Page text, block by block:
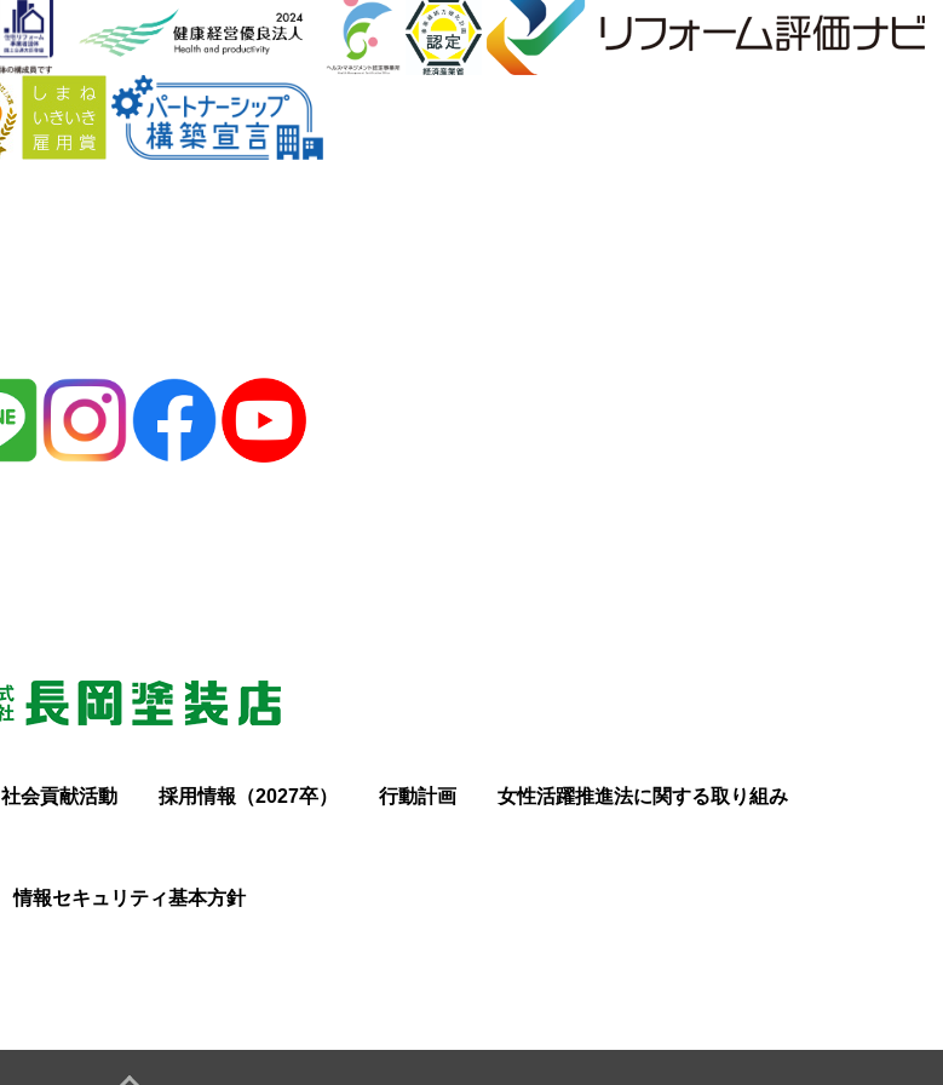
社会貢献活動 採用情報（2027卒） 行動計画 女性活躍推進法に関する取り組み
情報セキュリティ基本方針